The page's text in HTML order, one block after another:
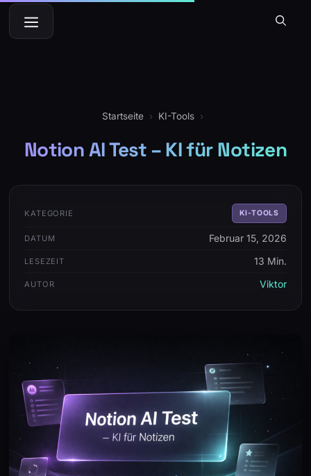
Zum
Inhalt
springen
Menü
Startseite › KI-Tools ›
Notion AI Test – KI für Notizen
KATEGORIE KI-TOOLS
DATUM Februar 15, 2026
LESEZEIT 13 Min.
AUTOR Viktor